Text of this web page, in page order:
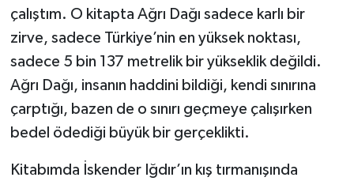
çalıştım. O kitapta Ağrı Dağı sadece karlı bir
zirve, sadece Türkiye’nin en yüksek noktası,
sadece 5 bin 137 metrelik bir yükseklik değildi.
Ağrı Dağı, insanın haddini bildiği, kendi sınırına
çarptığı, bazen de o sınırı geçmeye çalışırken
bedel ödediği büyük bir gerçeklikti.
Kitabımda İskender Iğdır’ın kış tırmanışında